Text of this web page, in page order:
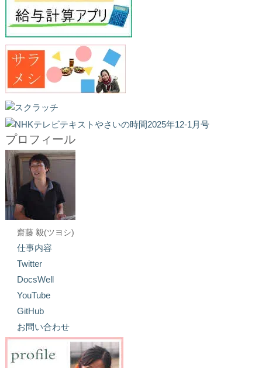
プロフィール
齋藤 毅(ツヨシ)
仕事内容
Twitter
DocsWell
YouTube
GitHub
お問い合わせ